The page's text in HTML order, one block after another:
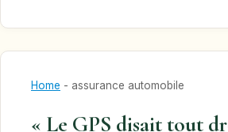
Home - assurance automobile
« Le GPS disait tout